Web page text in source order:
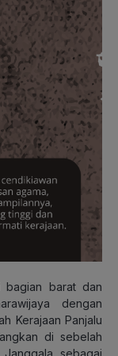
bagian barat dan
dengan
Kerajaan Panjalu
di sebelah